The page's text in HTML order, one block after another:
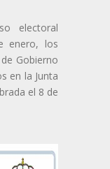
electoral
enero, los
Gobierno
en la Junta
el 8 de